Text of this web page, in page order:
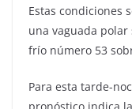
Estas condiciones
una vaguada
frío número 53
Para esta tarde-
pronóstico indica